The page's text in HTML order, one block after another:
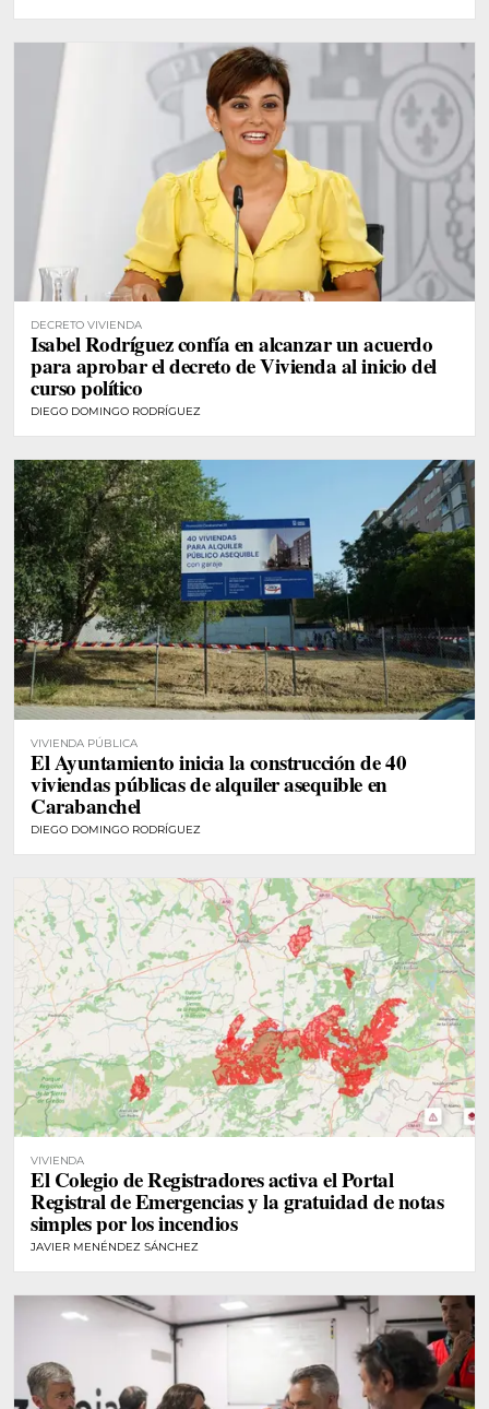
DECRETO VIVIENDA
Isabel Rodríguez confía en alcanzar un acuerdo
para aprobar el decreto de Vivienda al inicio del
curso político
DIEGO DOMINGO RODRÍGUEZ
VIVIENDA PÚBLICA
El Ayuntamiento inicia la construcción de 40
viviendas públicas de alquiler asequible en
Carabanchel
DIEGO DOMINGO RODRÍGUEZ
VIVIENDA
El Colegio de Registradores activa el Portal
Registral de Emergencias y la gratuidad de notas
simples por los incendios
JAVIER MENÉNDEZ SÁNCHEZ